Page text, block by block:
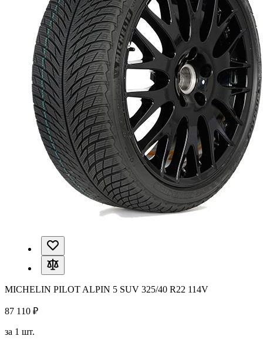
MICHELIN PILOT ALPIN 5 SUV 325/40 R22 114V
87 110 ₽
за 1 шт.